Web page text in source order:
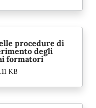
procedure di
degli
formatori
KB